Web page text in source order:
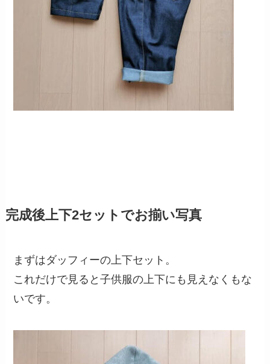
完成後上下2セットでお揃い写真
まずはダッフィーの上下セット。
これだけで見ると子供服の上下にも見えなくもな
いです。